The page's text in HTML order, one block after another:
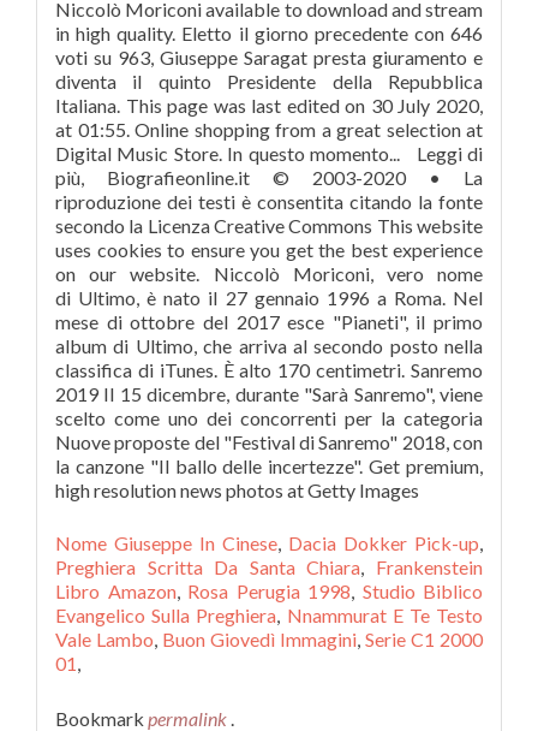
Nome Giuseppe In Cinese, Dacia Dokker Pick-up,
Preghiera Scritta Da Santa Chiara, Frankenstein
Libro Amazon, Rosa Perugia 1998, Studio Biblico
Evangelico Sulla Preghiera, Nnammurat E Te Testo
Vale Lambo, Buon Giovedì Immagini, Serie C1 2000
01,
Bookmark permalink .